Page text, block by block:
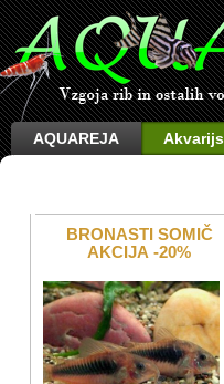
AQUAREJA
BRONASTI SOMIČ
AKCIJA -20%